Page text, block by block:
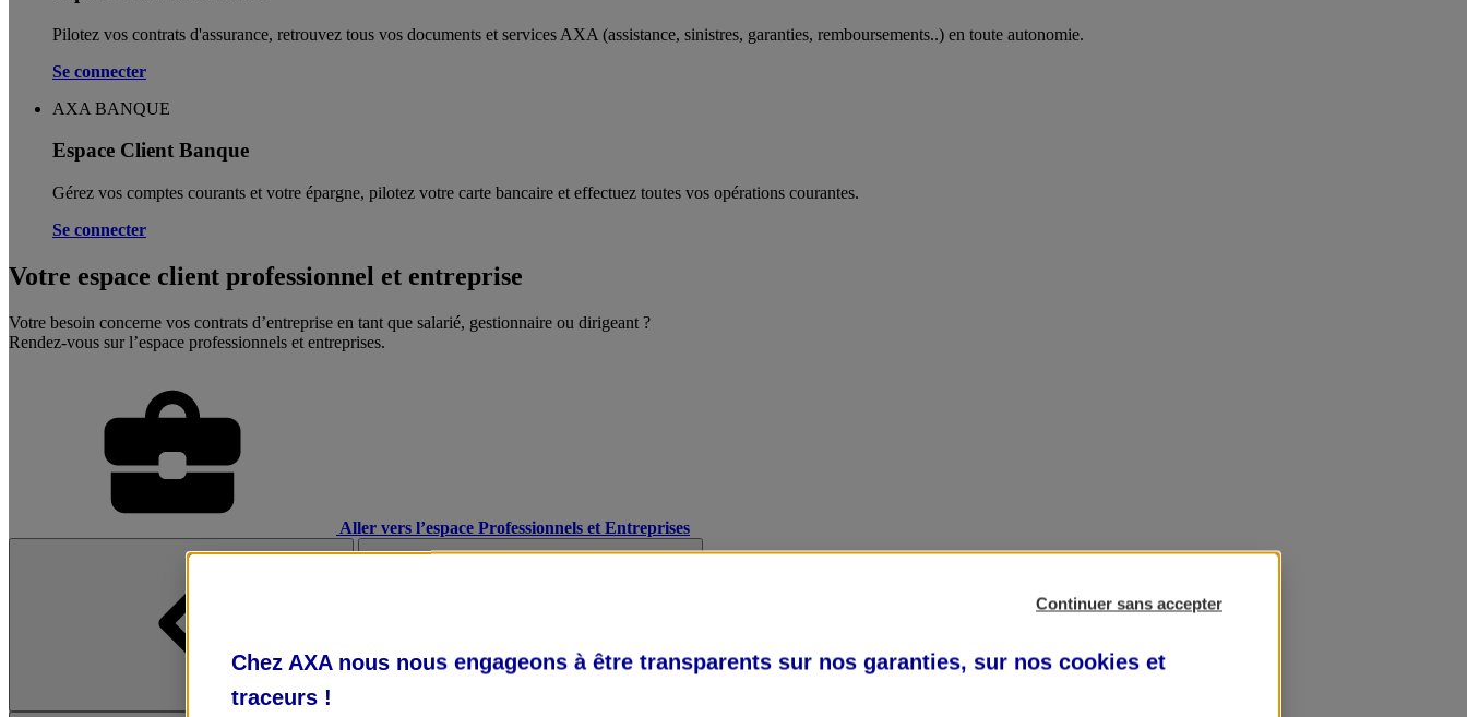
Pilotez vos contrats d'assurance, retrouvez tous vos documents et services AXA (assistance, sinistres, garanties, remboursements..) en toute autonomie. ​
Se connecter
AXA BANQUE
Espace Client Banque
Gérez vos comptes courants et votre épargne, pilotez votre carte bancaire et effectuez toutes vos opérations courantes.
Se connecter
Votre espace client professionnel et entreprise
Votre besoin concerne vos contrats d’entreprise en tant que salarié, gestionnaire ou dirigeant ?
Rendez-vous sur l’espace professionnels et entreprises.
Aller vers l’espace Professionnels et Entreprises
Continuer sans accepter
Chez AXA nous nous engageons à être transparents sur nos garanties, sur nos cookies et
traceurs !